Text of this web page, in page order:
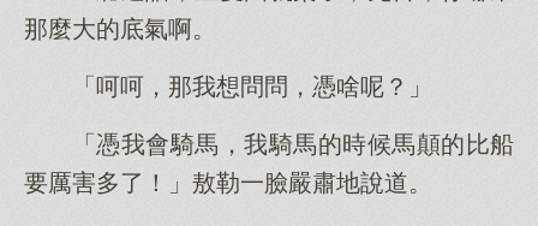
那麼大的底氣啊。
「呵呵，那我想問問，憑啥呢？」
「憑我會騎馬，我騎馬的時候馬顛的比船
要厲害多了！」敖勒一臉嚴肅地說道。